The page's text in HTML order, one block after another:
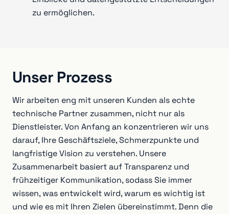
zu ermöglichen.
Unser Prozess
Wir arbeiten eng mit unseren Kunden als echte
technische Partner zusammen, nicht nur als
Dienstleister. Von Anfang an konzentrieren wir uns
darauf, Ihre Geschäftsziele, Schmerzpunkte und
langfristige Vision zu verstehen. Unsere
Zusammenarbeit basiert auf Transparenz und
frühzeitiger Kommunikation, sodass Sie immer
wissen, was entwickelt wird, warum es wichtig ist
und wie es mit Ihren Zielen übereinstimmt. Denn die